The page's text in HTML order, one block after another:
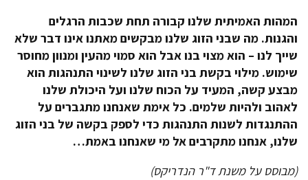
המהות האמיתית שלנו קבורה תחת שכבות הרגלים
והגנות. מה שבני הזוג שלנו מבקשים מאתנו אינו דבר שלא
שייך לנו – הוא מצוי בנו אבל הוא סמוי מהעין ומנוון מחוסר
שימוש. מילוי בקשת בני הזוג שלנו לשינוי התנהגות הוא
מבצע קשה, המעיד על הכוח שלנו ועל היכולת שלנו
לאהוב ולהיות שלמים. כל אימת שאנחנו מתגברים על
ההתנגדות לשנות התנהגות כדי לספק בקשה של בני הזוג
שלנו, אנחנו מתקרבים אל מי שאנחנו באמת…
(מבוסס על משנת ד"ר הנדריקס)